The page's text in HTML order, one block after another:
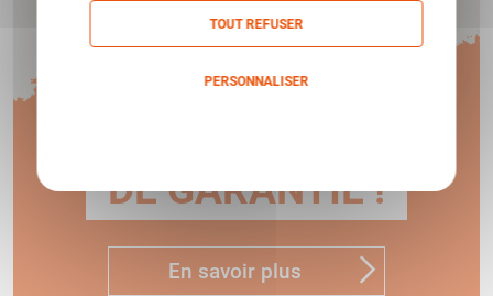
Humbert vous offre
DE GARANTIE !
En savoir plus
TOUT REFUSER
PERSONNALISER